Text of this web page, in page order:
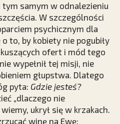
samym w odnalezieniu
W szczególności
psychicznym dla
to, by kobiety nie pogubiły
ofert i mód tego
wypełnił tej misji, nie
głupstwa. Dlatego
pyta: Gdzie jesteś?
„dlaczego nie
ukrył się w krzakach.
winę na Ewę: